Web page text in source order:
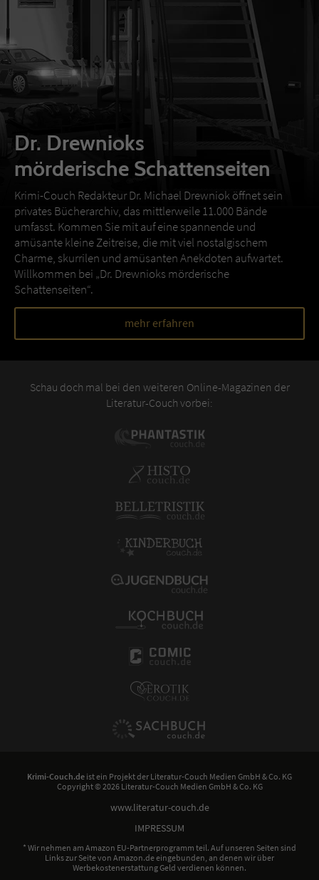
Dr. Drewnioks
mörderische Schattenseiten
Krimi-Couch Redakteur Dr. Michael Drewniok öffnet sein
privates Bücherarchiv, das mittlerweile 11.000 Bände
umfasst. Kommen Sie mit auf eine spannende und
amüsante kleine Zeitreise, die mit viel nostalgischem
Charme, skurrilen und amüsanten Anekdoten aufwartet.
Willkommen bei „Dr. Drewnioks mörderische
Schattenseiten“.
mehr erfahren
Schau doch mal bei den weiteren Online-Magazinen der
Literatur-Couch vorbei:
Krimi-Couch.de ist ein Projekt der Literatur-Couch Medien GmbH & Co. KG
Copyright © 2026 Literatur-Couch Medien GmbH & Co. KG
www.literatur-couch.de
IMPRESSUM
* Wir nehmen am Amazon EU-Partnerprogramm teil. Auf unseren Seiten sind
Links zur Seite von Amazon.de eingebunden, an denen wir über
Werbekostenerstattung Geld verdienen können.